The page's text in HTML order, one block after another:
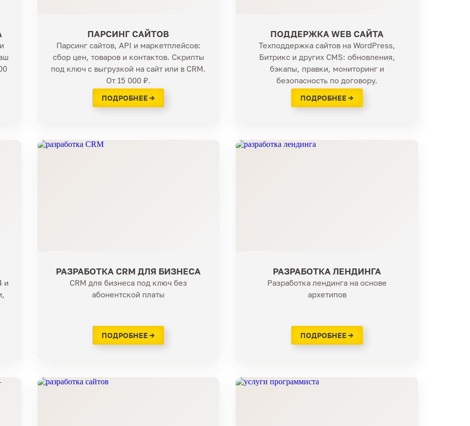
ПАРСИНГ САЙТОВ
Парсинг сайтов, API и маркетплейсов:
сбор цен, товаров и контактов. Скрипты
под ключ с выгрузкой на сайт или в CRM.
От 15 000 ₽.
ПОДРОБНЕЕ →
ПОДДЕРЖКА WEB САЙТА
Техподдержка сайтов на WordPress,
Битрикс и других CMS: обновления,
бэкапы, правки, мониторинг и
безопасность по договору.
ПОДРОБНЕЕ →
и
РАЗРАБОТКА CRM ДЛЯ БИЗНЕСА
CRM для бизнеса под ключ без
абонентской платы
ПОДРОБНЕЕ →
РАЗРАБОТКА ЛЕНДИНГА
Разработка лендинга на основе
архетипов
ПОДРОБНЕЕ →